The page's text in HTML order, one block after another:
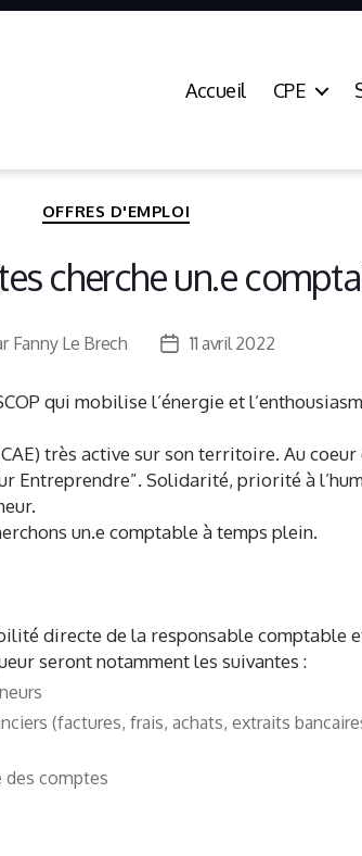
Accueil CPE
OFFRES D'EMPLOI
cherche un.e
Fanny Le Brech
Date
l’article
11 avril 2022
qui mobilise l’énergie et
très active sur son territoire. Au
Entreprendre”. Solidarité, priorité à
un.e comptable à temps plein.
directe de la responsable comptable
seront notamment les suivantes :
(factures, frais, achats, extraits
des comptes